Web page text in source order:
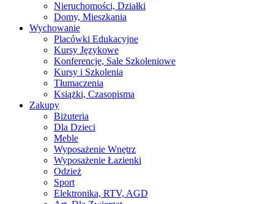
Nieruchomości, Działki
Domy, Mieszkania
Wychowanie
Placówki Edukacyjne
Kursy Językowe
Konferencje, Sale Szkoleniowe
Kursy i Szkolenia
Tłumaczenia
Książki, Czasopisma
Zakupy
Biżuteria
Dla Dzieci
Meble
Wyposażenie Wnętrz
Wyposażenie Łazienki
Odzież
Sport
Elektronika, RTV, AGD